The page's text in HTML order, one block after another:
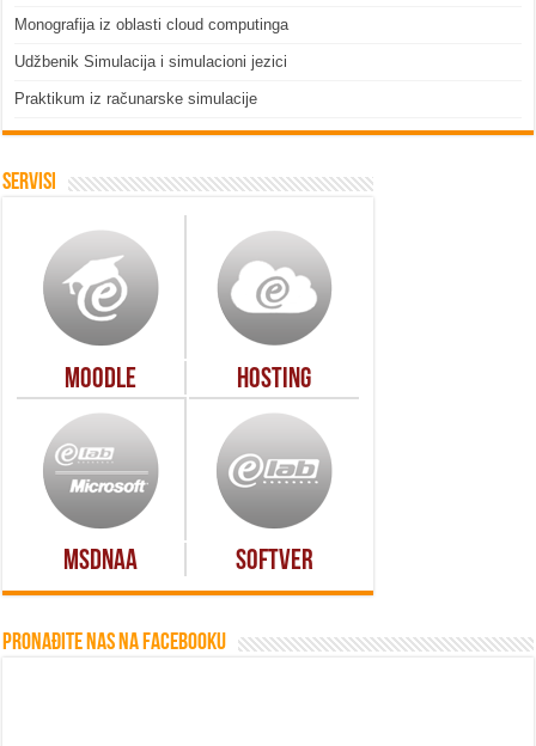
Monografija iz oblasti cloud computinga
Udžbenik Simulacija i simulacioni jezici
Praktikum iz računarske simulacije
Servisi
Moodle Hosting
MSDNAA Softver
Pronađite nas na Facebooku